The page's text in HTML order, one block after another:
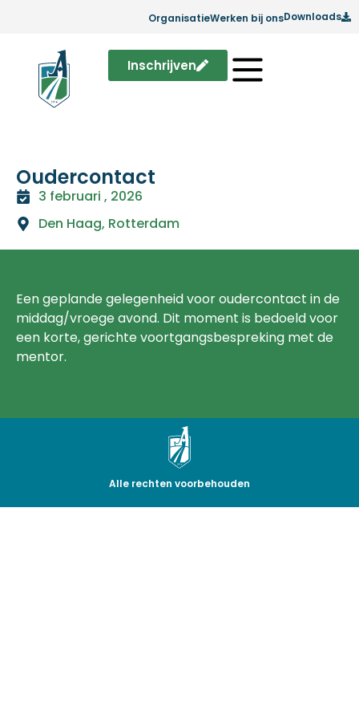
OrganisatieWerken bij onsDownloads
Inschrijven
Oudercontact
3 februari , 2026
Den Haag, Rotterdam
Een geplande gelegenheid voor oudercontact in de
middag/vroege avond. Dit moment is bedoeld voor
een korte, gerichte voortgangsbespreking met de
mentor.
Alle rechten voorbehouden